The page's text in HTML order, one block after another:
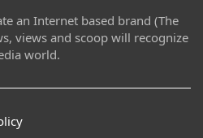
an Internet based brand (The
views and scoop will recognize
world.